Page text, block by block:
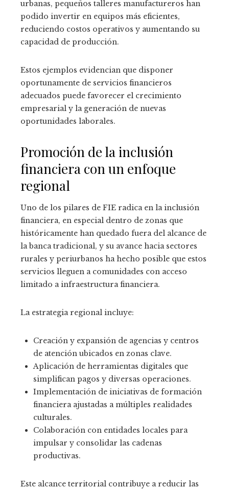
urbanas, pequeños talleres manufactureros han
podido invertir en equipos más eficientes,
reduciendo costos operativos y aumentando su
capacidad de producción.
Estos ejemplos evidencian que disponer
oportunamente de servicios financieros
adecuados puede favorecer el crecimiento
empresarial y la generación de nuevas
oportunidades laborales.
Promoción de la inclusión
financiera con un enfoque
regional
Uno de los pilares de FIE radica en la inclusión
financiera, en especial dentro de zonas que
históricamente han quedado fuera del alcance de
la banca tradicional, y su avance hacia sectores
rurales y periurbanos ha hecho posible que estos
servicios lleguen a comunidades con acceso
limitado a infraestructura financiera.
La estrategia regional incluye:
Creación y expansión de agencias y centros
de atención ubicados en zonas clave.
Aplicación de herramientas digitales que
simplifican pagos y diversas operaciones.
Implementación de iniciativas de formación
financiera ajustadas a múltiples realidades
culturales.
Colaboración con entidades locales para
impulsar y consolidar las cadenas
productivas.
Este alcance territorial contribuye a reducir las